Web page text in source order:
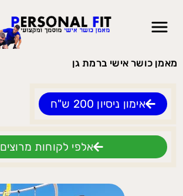
מאמן כושר אישי ברמת גן
אימון ניסיון 200 ש"ח
אלפי לקוחות מרוצים